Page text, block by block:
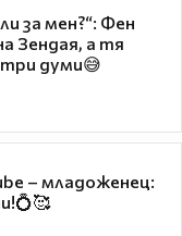
за мен?“: Фен
Зендая, а тя
думи😅
– младоженец: